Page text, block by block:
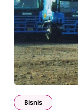
Bisnis